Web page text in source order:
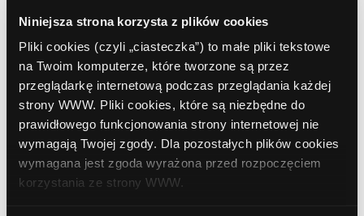
Niniejsza strona korzysta z plików cookies
Pliki cookies (czyli „ciasteczka”) to małe pliki tekstowe
na Twoim komputerze, które tworzone są przez
przeglądarkę internetową podczas przeglądania każdej
strony WWW. Pliki cookies, które są niezbędne do
prawidłowego funkcjonowania strony internetowej nie
wymagają Twojej zgody. Dla pozostałych plików cookies
wymagana jest zgoda wyrażona przed rozpoczęciem
korzystania ze strony WWW.
wrzesień 2018
sierpień 2018
lipiec 2018
czerwiec 2018
marzec 2018
luty 2018